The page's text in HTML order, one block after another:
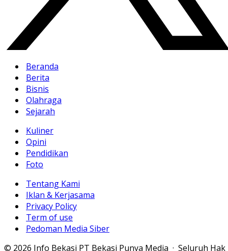
Beranda
Berita
Bisnis
Olahraga
Sejarah
Kuliner
Opini
Pendidikan
Foto
Tentang Kami
Iklan & Kerjasama
Privacy Policy
Term of use
Pedoman Media Siber
© 2026 Info Bekasi PT Bekasi Punya Media · Seluruh Hak